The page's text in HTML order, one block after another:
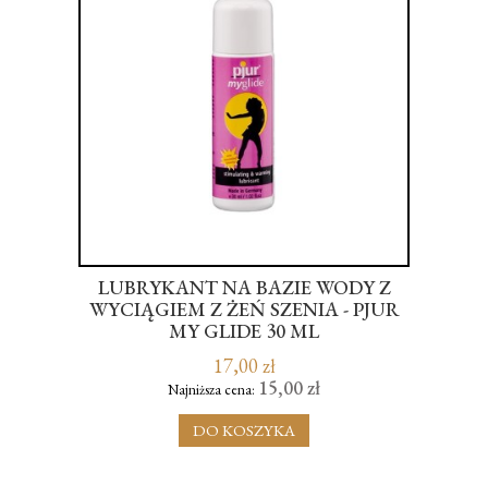
LUBRYKANT NA BAZIE WODY Z
WYCIĄGIEM Z ŻEŃ SZENIA - PJUR
MY GLIDE 30 ML
17,00 zł
Najniższa cena: 15,00 zł
DO KOSZYKA